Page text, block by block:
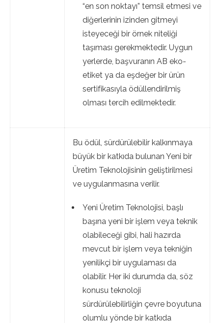
“en son noktayı” temsil etmesi ve
diğerlerinin izinden gitmeyi
isteyeceği bir örnek niteliği
taşıması gerekmektedir. Uygun
yerlerde, başvuranın AB eko-
etiket ya da eşdeğer bir ürün
sertifikasıyla ödüllendirilmiş
olması tercih edilmektedir.
Bu ödül, sürdürülebilir kalkınmaya
büyük bir katkıda bulunan Yeni bir
Üretim Teknolojisinin geliştirilmesi
ve uygulanmasına verilir.
Yeni Üretim Teknolojisi, başlı
başına yeni bir işlem veya teknik
olabileceği gibi, hali hazırda
mevcut bir işlem veya tekniğin
yenilikçi bir uygulaması da
olabilir. Her iki durumda da, söz
konusu teknoloji
sürdürülebilirliğin çevre boyutuna
olumlu yönde bir katkıda